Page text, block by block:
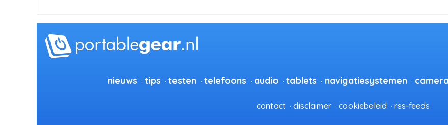
nieuws tips testen telefoons audio tablets navigatiesystemen
contact disclaimer cookiebeleid rss-feeds